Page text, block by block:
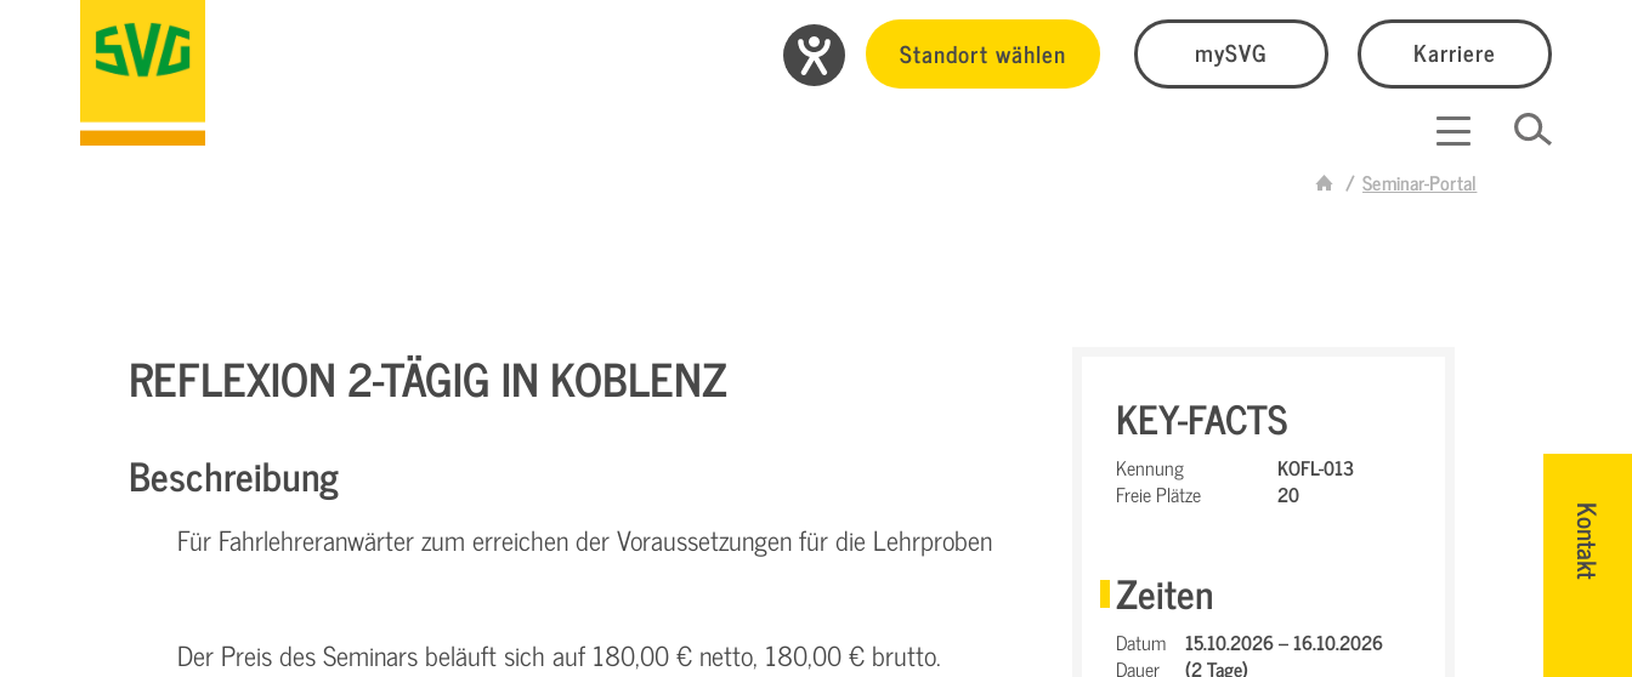
Standort wählen mySVG Karriere
Seminar-Portal
Kontakt
REFLEXION 2-TÄGIG IN KOBLENZ
Beschreibung
Für Fahrlehreranwärter zum erreichen der Voraussetzungen für die Lehrproben
Der Preis des Seminars beläuft sich auf 180,00 € netto, 180,00 € brutto.
KEY-FACTS
Kennung
KOFL-013
Freie Plätze
20
Zeiten
Datum
15.10.2026 – 16.10.2026
Dauer
(2 Tage)